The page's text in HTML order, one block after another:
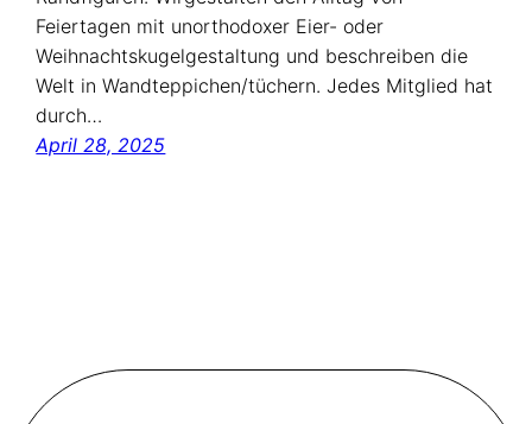
Feiertagen mit unorthodoxer Eier- oder
Weihnachtskugelgestaltung und beschreiben die
Welt in Wandteppichen/tüchern. Jedes Mitglied hat
durch…
April 28, 2025